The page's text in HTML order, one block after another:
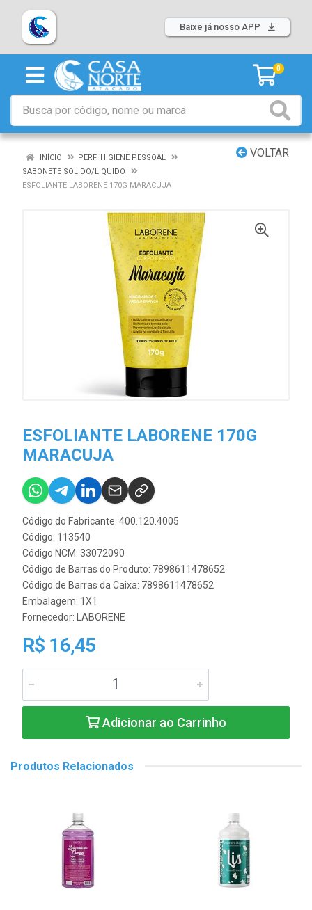
Baixe já nosso APP
0
VOLTAR
INÍCIO
PERF. HIGIENE PESSOAL
SABONETE SOLIDO/LIQUIDO
ESFOLIANTE LABORENE 170G MARACUJA
ESFOLIANTE LABORENE 170G
MARACUJA
Código do Fabricante: 400.120.4005
Código: 113540
Código NCM: 33072090
Código de Barras do Produto: 7898611478652
Código de Barras da Caixa: 7898611478652
Embalagem: 1X1
Fornecedor: LABORENE
R$ 16,45
Adicionar ao Carrinho
Produtos Relacionados